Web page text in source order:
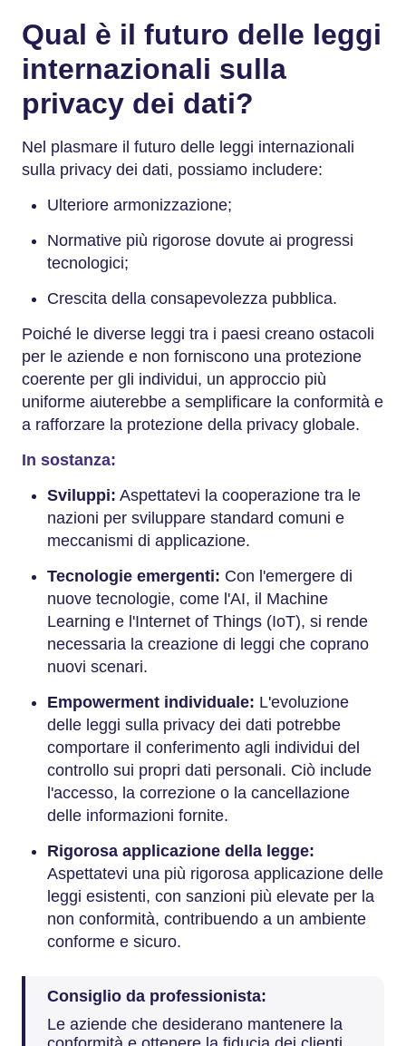
Qual è il futuro delle leggi
internazionali sulla
privacy dei dati?
Nel plasmare il futuro delle leggi internazionali
sulla privacy dei dati, possiamo includere:
Ulteriore armonizzazione;
Normative più rigorose dovute ai progressi
tecnologici;
Crescita della consapevolezza pubblica.
Poiché le diverse leggi tra i paesi creano ostacoli
per le aziende e non forniscono una protezione
coerente per gli individui, un approccio più
uniforme aiuterebbe a semplificare la conformità e
a rafforzare la protezione della privacy globale.
In sostanza:
Sviluppi: Aspettatevi la cooperazione tra le
nazioni per sviluppare standard comuni e
meccanismi di applicazione.
Tecnologie emergenti: Con l'emergere di
nuove tecnologie, come l'AI, il Machine
Learning e l'Internet of Things (IoT), si rende
necessaria la creazione di leggi che coprano
nuovi scenari.
Empowerment individuale: L'evoluzione
delle leggi sulla privacy dei dati potrebbe
comportare il conferimento agli individui del
controllo sui propri dati personali. Ciò include
l'accesso, la correzione o la cancellazione
delle informazioni fornite.
Rigorosa applicazione della legge:
Aspettatevi una più rigorosa applicazione delle
leggi esistenti, con sanzioni più elevate per la
non conformità, contribuendo a un ambiente
conforme e sicuro.
Consiglio da professionista:
Le aziende che desiderano mantenere la